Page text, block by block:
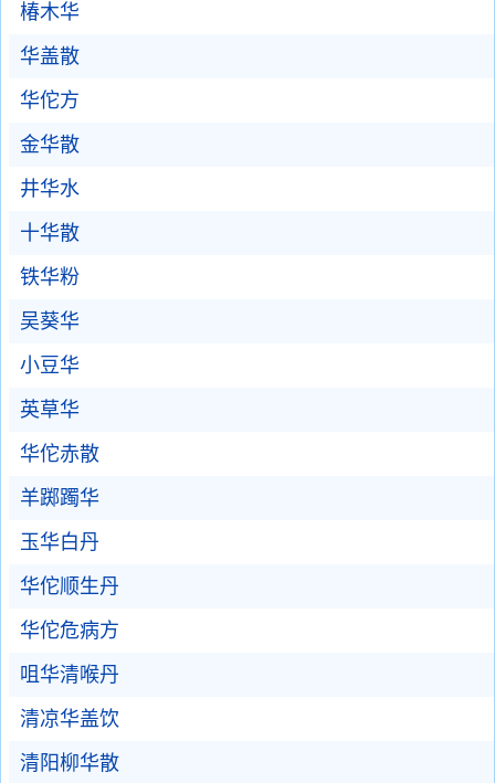
椿木华
华盖散
华佗方
金华散
井华水
十华散
铁华粉
吴葵华
小豆华
英草华
华佗赤散
羊踯躅华
玉华白丹
华佗顺生丹
华佗危病方
咀华清喉丹
清凉华盖饮
清阳柳华散